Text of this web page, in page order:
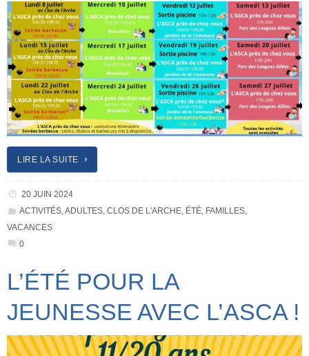
LIRE LA SUITE
20 JUIN 2024
ACTIVITÉS, ADULTES, CLOS DE L'ARCHE, ÉTÉ, FAMILLES,
VACANCES
0
L’ÉTÉ POUR LA
JEUNESSE AVEC L’ASCA !